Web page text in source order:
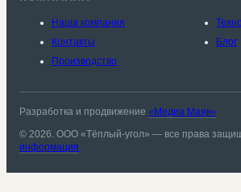
Наша компания
Контакты
Производство
Блог
© 2026. ООО «Тёплый-угол» — все права
информация
Разработка и продвижение «Медиа Маяк»